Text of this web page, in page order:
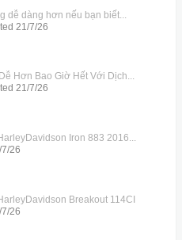
dễ dàng hơn nếu bạn biết...
21/7/26
Hơn Bao Giờ Hết Với Dịch...
21/7/26
Iron 883 2016...
7/26
Breakout 114CI
7/26